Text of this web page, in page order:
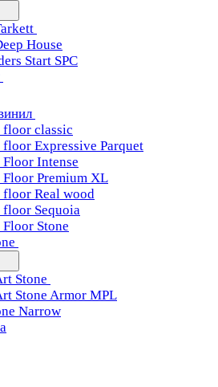
House
Start SPC
classic
Expressive Parquet
Intense
Premium XL
Real wood
Sequoia
Stone
Stone
Stone Armor MPL
Narrow